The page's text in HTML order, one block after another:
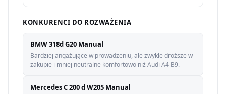
KONKURENCI DO ROZWAŻENIA
BMW 318d G20 Manual
Bardziej angażujące w prowadzeniu, ale zwykle droższe w
zakupie i mniej neutralne komfortowo niż Audi A4 B9.
Mercedes C 200 d W205 Manual